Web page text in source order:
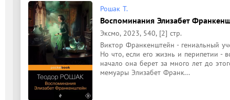
Рошак Т.
Воспоминания Элизабет
Эксмо, 2023, 540, [2] стр.
Виктор Франкенштейн - гениальный
Но что, если его жизнь и перипетии -
начало она берет за много лет до
мемуары Элизабет Франк...